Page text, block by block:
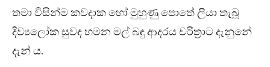
තමා විසින්ම කවදාක හෝ මුහුණු පොතේ ලියා තැබූ
දිව්‍යලෝක සුවඳ හමන මල් බඳු ආදරය චරිත්‍රාට දැනුනේ
දැන්‍ ය.